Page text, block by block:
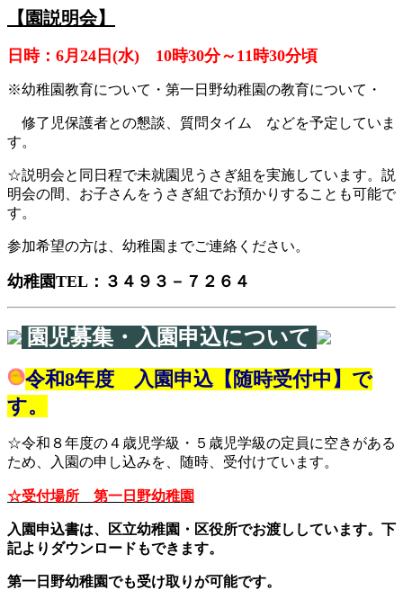
【園説明会】
日時：6月24日(水) 10時30分～11時30分頃
※幼稚園教育について・第一日野幼稚園の教育について・
修了児保護者との懇談、質問タイム などを予定していま
す。
☆説明会と同日程で未就園児うさぎ組を実施しています。 説
明会の間、お子さんをうさぎ組でお預かりすることも可能で
す。
参加希望の方は、幼稚園までご連絡ください。
幼稚園TEL：３４９３－７２６４
園児募集・入園申込について
令和8年度 入園申込【随時受付中】で
す。
☆令和８年度の４歳児学級・５歳児学級の定員に空きがある
ため、入園の申し込みを、随時、受付けています。
☆受付場所 第一日野幼稚園
入園申込書は、区立幼稚園・区役所でお渡ししています。下
記よりダウンロードもできます。
第一日野幼稚園でも受け取りが可能です。